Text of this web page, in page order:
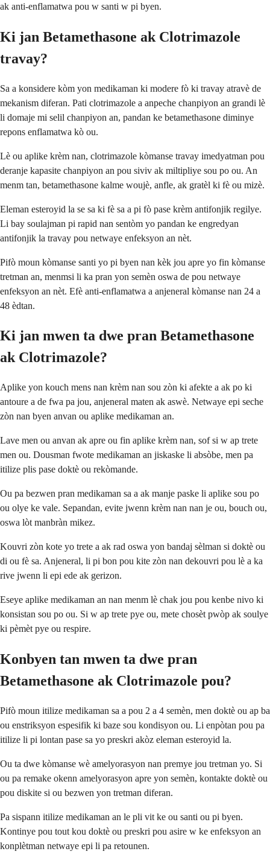
ak anti-enflamatwa pou w santi w pi byen.
Ki jan Betamethasone ak Clotrimazole
travay?
Sa a konsidere kòm yon medikaman ki modere fò ki travay atravè de
mekanism diferan. Pati clotrimazole a anpeche chanpiyon an grandi lè
li domaje mi selil chanpiyon an, pandan ke betamethasone diminye
repons enflamatwa kò ou.
Lè ou aplike krèm nan, clotrimazole kòmanse travay imedyatman pou
deranje kapasite chanpiyon an pou siviv ak miltipliye sou po ou. An
menm tan, betamethasone kalme woujè, anfle, ak gratèl ki fè ou mizè.
Eleman esteroyid la se sa ki fè sa a pi fò pase krèm antifonjik regilye.
Li bay soulajman pi rapid nan sentòm yo pandan ke engredyan
antifonjik la travay pou netwaye enfeksyon an nèt.
Pifò moun kòmanse santi yo pi byen nan kèk jou apre yo fin kòmanse
tretman an, menmsi li ka pran yon semèn oswa de pou netwaye
enfeksyon an nèt. Efè anti-enflamatwa a anjeneral kòmanse nan 24 a
48 èdtan.
Ki jan mwen ta dwe pran Betamethasone
ak Clotrimazole?
Aplike yon kouch mens nan krèm nan sou zòn ki afekte a ak po ki
antoure a de fwa pa jou, anjeneral maten ak aswè. Netwaye epi seche
zòn nan byen anvan ou aplike medikaman an.
Lave men ou anvan ak apre ou fin aplike krèm nan, sof si w ap trete
men ou. Dousman fwote medikaman an jiskaske li absòbe, men pa
itilize plis pase doktè ou rekòmande.
Ou pa bezwen pran medikaman sa a ak manje paske li aplike sou po
ou olye ke vale. Sepandan, evite jwenn krèm nan nan je ou, bouch ou,
oswa lòt manbràn mikez.
Kouvri zòn kote yo trete a ak rad oswa yon bandaj sèlman si doktè ou
di ou fè sa. Anjeneral, li pi bon pou kite zòn nan dekouvri pou lè a ka
rive jwenn li epi ede ak gerizon.
Eseye aplike medikaman an nan menm lè chak jou pou kenbe nivo ki
konsistan sou po ou. Si w ap trete pye ou, mete chosèt pwòp ak soulye
ki pèmèt pye ou respire.
Konbyen tan mwen ta dwe pran
Betamethasone ak Clotrimazole pou?
Pifò moun itilize medikaman sa a pou 2 a 4 semèn, men doktè ou ap ba
ou enstriksyon espesifik ki baze sou kondisyon ou. Li enpòtan pou pa
itilize li pi lontan pase sa yo preskri akòz eleman esteroyid la.
Ou ta dwe kòmanse wè amelyorasyon nan premye jou tretman yo. Si
ou pa remake okenn amelyorasyon apre yon semèn, kontakte doktè ou
pou diskite si ou bezwen yon tretman diferan.
Pa sispann itilize medikaman an le pli vit ke ou santi ou pi byen.
Kontinye pou tout kou doktè ou preskri pou asire w ke enfeksyon an
konplètman netwaye epi li pa retounen.